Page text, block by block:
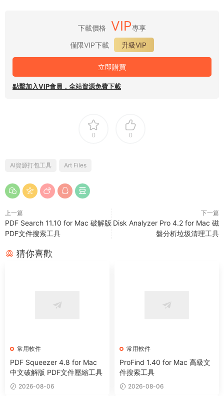
下載價格 VIP專享
僅限VIP下載
升級VIP
立即購買
點擊加入VIP會員，全站資源免費下載
0 0
AI資源打包工具 Art Files
上一篇
PDF Search 11.10 for Mac 破解版
PDF文件搜索工具
下一篇
Disk Analyzer Pro 4.2 for Mac 磁
盤分析垃圾清理工具
猜你喜歡
常用軟件
PDF Squeezer 4.8 for Mac
中文破解版 PDF文件壓縮工具
2026-08-06
常用軟件
ProFind 1.40 for Mac 高級文
件搜索工具
2026-08-06